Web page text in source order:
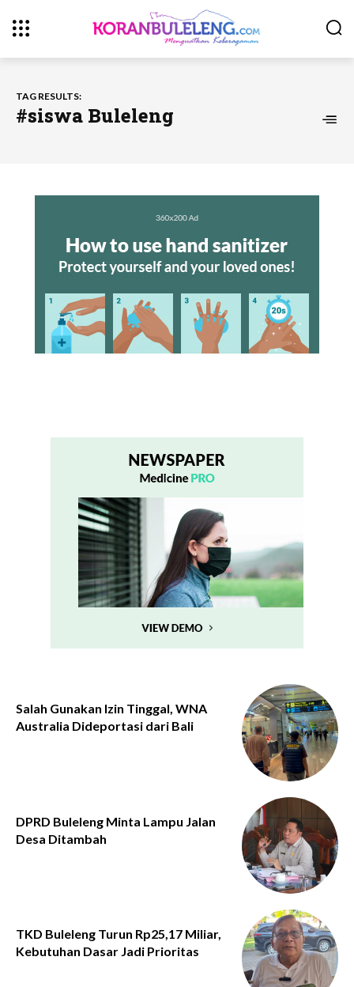
TAG RESULTS:
#siswa Buleleng
Salah Gunakan Izin Tinggal, WNA
Australia Dideportasi dari Bali
DPRD Buleleng Minta Lampu Jalan
Desa Ditambah
TKD Buleleng Turun Rp25,17 Miliar,
Kebutuhan Dasar Jadi Prioritas